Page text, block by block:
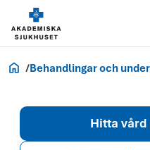
Akademiska.se
Behandlingar och
Hitta vård